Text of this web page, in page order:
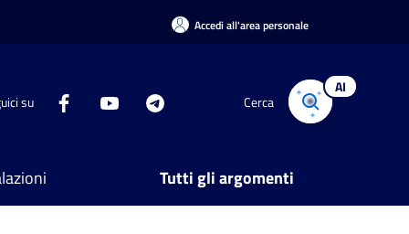
Accedi all'area personale
su Cerca
AI
Tutti gli argomenti